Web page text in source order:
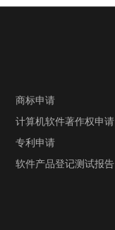
商标申请
计算机软件著作权申请
专利申请
软件产品登记测试报告